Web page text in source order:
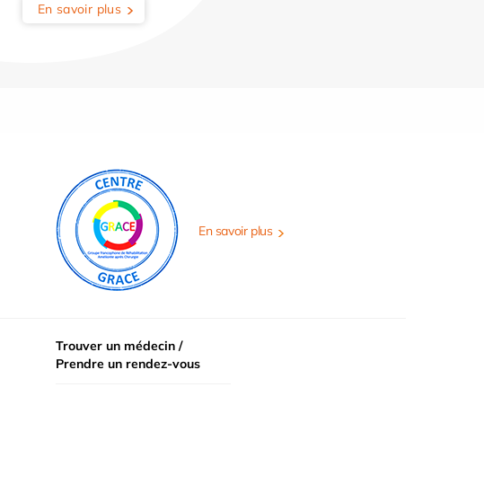
En savoir plus
En savoir plus
Trouver un médecin /
Prendre un rendez-vous